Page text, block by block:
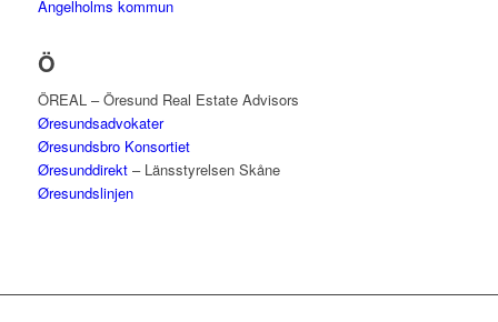
Ängelholms kommun
Ö
ÖREAL – Öresund Real Estate Advisors
Øresundsadvokater
Øresundsbro Konsortiet
Øresunddirekt– Länsstyrelsen Skåne
Øresundslinjen